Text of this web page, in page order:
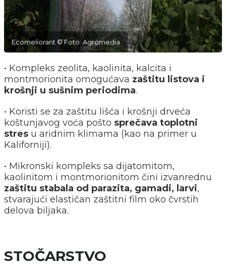
Ecomeliorant © Foto: Agromedia
• Kompleks zeolita, kaolinita, kalcita i
montmorionita omogućava zaštitu listova i
krošnji u sušnim periodima.
• Koristi se za zaštitu lišća i krošnji drveća
koštunjavog voća pošto sprečava toplotni
stres u aridnim klimama (kao na primer u
Kaliforniji).
• Mikronski kompleks sa dijatomitom,
kaolinitom i montmorionitom čini izvanrednu
zaštitu stabala od parazita, gamadi, larvi,
stvarajući elastičan zaštitni film oko čvrstih
delova biljaka.
STOČARSTVO